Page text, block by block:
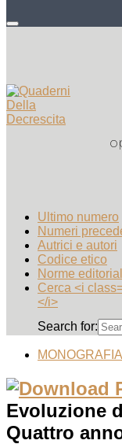
Ultimo numero
Numeri
Autrici e autori
Codice etico
Norme
Cerca <i
</i>
Search for:
MONOGRAFIA
Evoluzione
Quattro